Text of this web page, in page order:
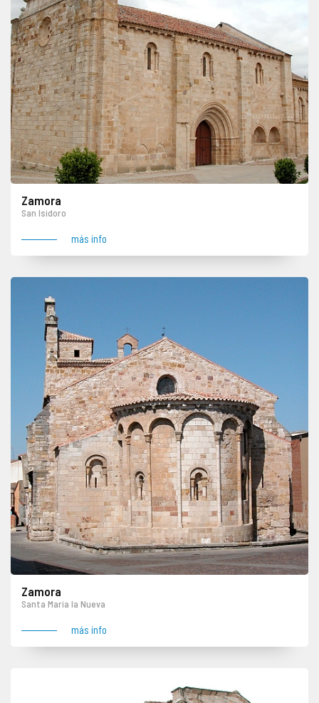
Zamora
San Isidoro
más info
Zamora
Santa María la Nueva
más info